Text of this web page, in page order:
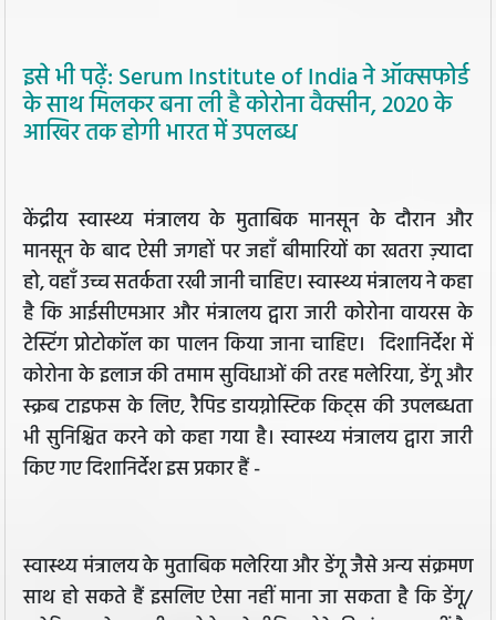
इसे भी पढ़ें: Serum Institute of India ने ऑक्सफोर्ड
के साथ मिलकर बना ली है कोरोना वैक्सीन, 2020 के
आखिर तक होगी भारत में उपलब्ध
केंद्रीय स्वास्थ्य मंत्रालय के मुताबिक मानसून के दौरान और
मानसून के बाद ऐसी जगहों पर जहाँ बीमारियों का खतरा ज़्यादा
हो, वहाँ उच्च सतर्कता रखी जानी चाहिए। स्वास्थ्य मंत्रालय ने कहा
है कि आईसीएमआर और मंत्रालय द्वारा जारी कोरोना वायरस के
टेस्टिंग प्रोटोकॉल का पालन किया जाना चाहिए। दिशानिर्देश में
कोरोना के इलाज की तमाम सुविधाओं की तरह मलेरिया, डेंगू और
स्क्रब टाइफस के लिए, रैपिड डायग्नोस्टिक किट्स की उपलब्धता
भी सुनिश्चित करने को कहा गया है। स्वास्थ्य मंत्रालय द्वारा जारी
किए गए दिशानिर्देश इस प्रकार हैं -
स्वास्थ्य मंत्रालय के मुताबिक मलेरिया और डेंगू जैसे अन्य संक्रमण
साथ हो सकते हैं इसलिए ऐसा नहीं माना जा सकता है कि डेंगू/